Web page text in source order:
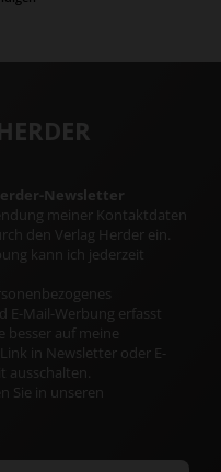
Newsletter
meiner Kontaktdaten
den Verlag Herder ein.
kann ich jederzeit
E-Mail-Werbung erfasst
besser auf meine
in Newsletter oder E-
ausschalten.
Sie in unseren